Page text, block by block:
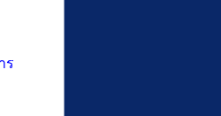
ร